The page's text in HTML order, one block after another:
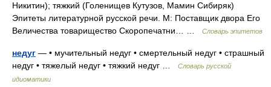
Никитин); тяжкий (Голенищев Кутузов, Мамин Сибиряк)
Эпитеты литературной русской речи. М: Поставщик двора Его
Величества товарищество Скоропечатни… …
Словарь эпитетов
недуг — • мучительный недуг • смертельный недуг • страшный
недуг • тяжелый недуг • тяжкий недуг …
Словарь русской
идиоматики